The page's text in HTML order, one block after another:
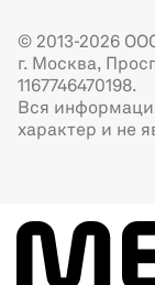
© 2013-2026
г. Москва,
1167746470198.
Вся
характер и не